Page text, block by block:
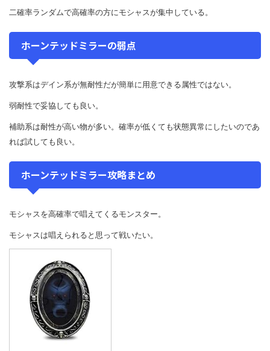
二確率ランダムで高確率の方にモシャスが集中している。
ホーンテッドミラーの弱点
攻撃系はデイン系が無耐性だが簡単に用意できる属性ではない。
弱耐性で妥協しても良い。
補助系は耐性が高い物が多い。確率が低くても状態異常にしたいのであ
れば試しても良い。
ホーンテッドミラー攻略まとめ
モシャスを高確率で唱えてくるモンスター。
モシャスは唱えられると思って戦いたい。